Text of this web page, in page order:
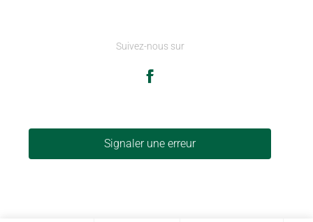
Suivez-nous sur
Signaler une erreur